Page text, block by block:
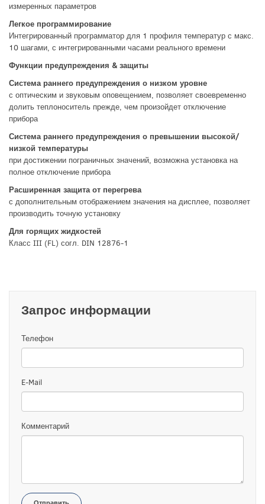
измеренных параметров
Легкое программирование
Интегрированный программатор для 1 профиля температур с макс.
10 шагами, с интегрированными часами реального времени
Функции предупреждения & защиты
Система раннего предупреждения о низком уровне
с оптическим и звуковым оповещением, позволяет своевременно
долить теплоноситель прежде, чем произойдет отключение
прибора
Система раннего предупреждения о превышении высокой/
низкой температуры
при достижении пограничных значений, возможна установка на
полное отключение прибора
Расширенная защита от перегрева
с дополнительным отображением значения на дисплее, позволяет
производить точную установку
Для горящих жидкостей
Класс III (FL) согл. DIN 12876-1
Запрос информации
Телефон
E-Mail
Комментарий